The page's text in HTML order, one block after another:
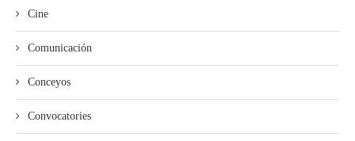
Cine
Comunicación
Conceyos
Convocatories